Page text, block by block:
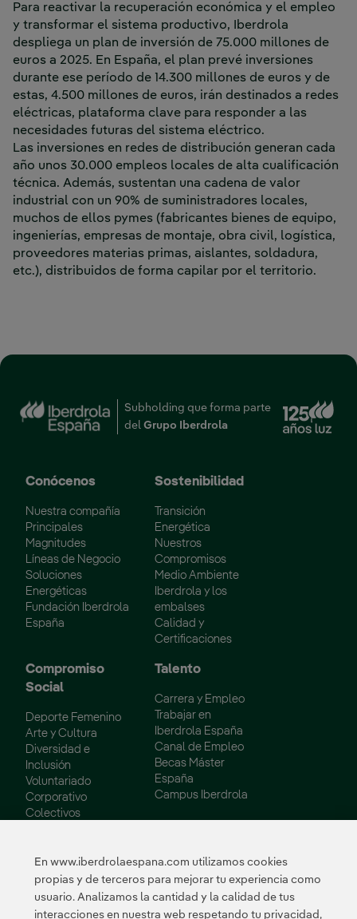
Para reactivar la recuperación económica y el empleo
y transformar el sistema productivo, Iberdrola
despliega un plan de inversión de 75.000 millones de
euros a 2025. En España, el plan prevé inversiones
durante ese período de 14.300 millones de euros y de
estas, 4.500 millones de euros, irán destinados a redes
eléctricas, plataforma clave para responder a las
necesidades futuras del sistema eléctrico.
Las inversiones en redes de distribución generan cada
año unos 30.000 empleos locales de alta cualificación
técnica. Además, sustentan una cadena de valor
industrial con un 90% de suministradores locales,
muchos de ellos pymes (fabricantes bienes de equipo,
ingenierías, empresas de montaje, obra civil, logística,
proveedores materias primas, aislantes, soldadura,
etc.), distribuidos de forma capilar por el territorio.
Subholding que forma parte
del Grupo Iberdrola
Conócenos
Nuestra compañía
Principales
Magnitudes
Líneas de Negocio
Soluciones
Energéticas
Fundación Iberdrola
España
Sostenibilidad
Transición
Energética
Nuestros
Compromisos
Medio Ambiente
Iberdrola y los
embalses
Calidad y
Certificaciones
Compromiso
Social
Deporte Femenino
Arte y Cultura
Diversidad e
Inclusión
Voluntariado
Corporativo
Colectivos
Talento
Carrera y Empleo
Trabajar en
Iberdrola España
Canal de Empleo
Becas Máster
España
Campus Iberdrola
Innovación
Innovación en
nuestro negocio
En www.iberdrolaespana.com utilizamos cookies
propias y de terceros para mejorar tu experiencia como
usuario. Analizamos la cantidad y la calidad de tus
interacciones en nuestra web respetando tu privacidad,